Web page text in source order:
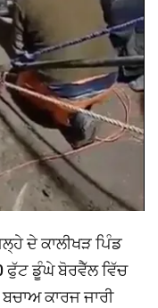
ਦੇ ਕਾਲੀਖੜ ਪਿੰਡ
ਫੁੱਟ ਡੂੰਘੇ ਬੋਰਵੈੱਲ ਵਿੱਚ
ਕਾਰਜ ਜਾਰੀ